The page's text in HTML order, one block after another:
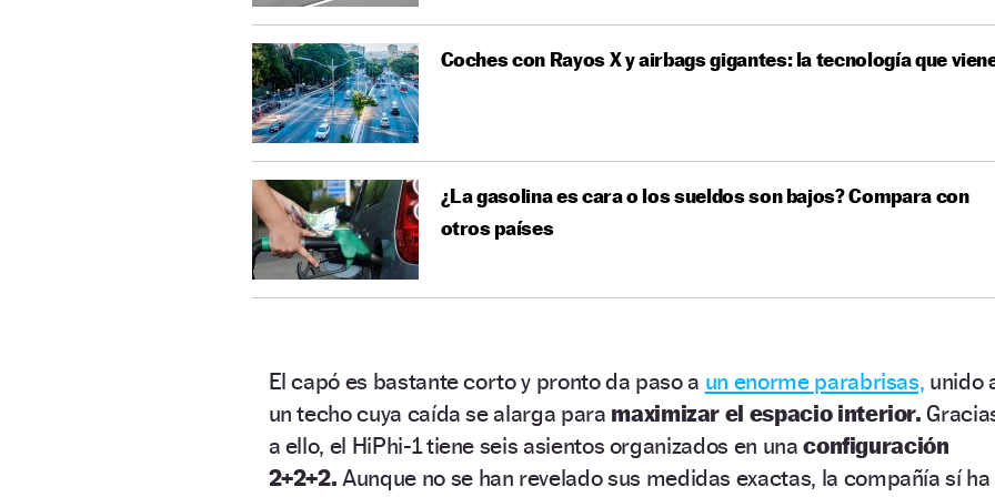
Coches con Rayos X y airbags gigantes: la tecnología que
¿La gasolina es cara o los sueldos son bajos? Compara con
otros países
El capó es bastante corto y pronto da paso a un enorme parabrisas, unido
un techo cuya caída se alarga para maximizar el espacio interior.
a ello, el HiPhi-1 tiene seis asientos organizados en unaconfiguración
2+2+2. Aunque no se han revelado sus medidas exactas, la compañía sí ha